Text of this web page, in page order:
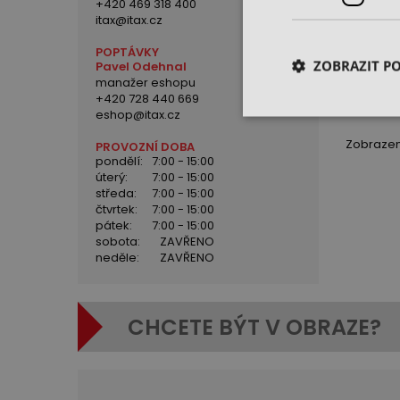
+420 469 318 400
itax@itax.cz
POPTÁVKY
Pavel Odehnal
manažer eshopu
+420 728 440 669
eshop@itax.cz
PROVOZNÍ DOBA
pondělí:
7:00 - 15:00
úterý:
7:00 - 15:00
středa:
7:00 - 15:00
čtvrtek:
7:00 - 15:00
pátek:
7:00 - 15:00
sobota:
ZAVŘENO
neděle:
ZAVŘENO
cena
CHCETE BÝT V OBRAZE?
ZOBRAZIT